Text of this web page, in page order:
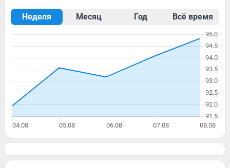
Неделя Месяц Год Всё время